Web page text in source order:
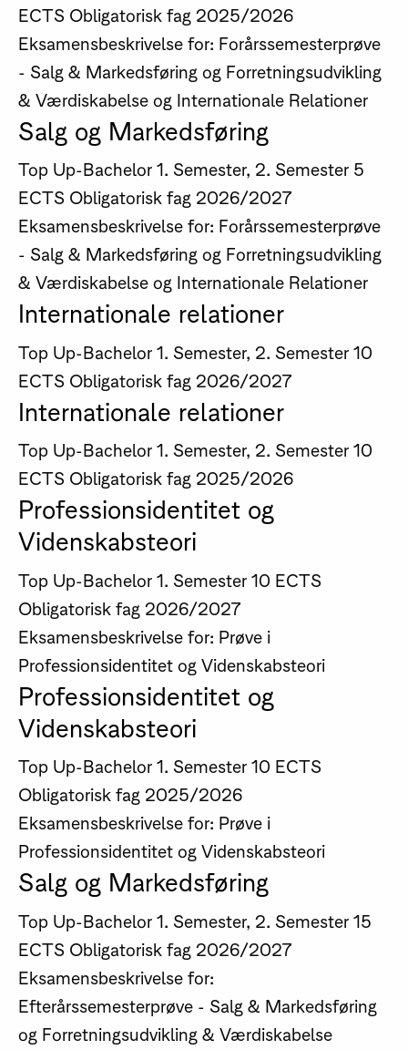
ECTS Obligatorisk fag 2025/2026
Eksamensbeskrivelse for: Forårssemesterprøve
- Salg & Markedsføring og Forretningsudvikling
& Værdiskabelse og Internationale Relationer
Salg og Markedsføring
Top Up-Bachelor 1. Semester, 2. Semester 5
ECTS Obligatorisk fag 2026/2027
Eksamensbeskrivelse for: Forårssemesterprøve
- Salg & Markedsføring og Forretningsudvikling
& Værdiskabelse og Internationale Relationer
Internationale relationer
Top Up-Bachelor 1. Semester, 2. Semester 10
ECTS Obligatorisk fag 2026/2027
Internationale relationer
Top Up-Bachelor 1. Semester, 2. Semester 10
ECTS Obligatorisk fag 2025/2026
Professionsidentitet og
Videnskabsteori
Top Up-Bachelor 1. Semester 10 ECTS
Obligatorisk fag 2026/2027
Eksamensbeskrivelse for: Prøve i
Professionsidentitet og Videnskabsteori
Professionsidentitet og
Videnskabsteori
Top Up-Bachelor 1. Semester 10 ECTS
Obligatorisk fag 2025/2026
Eksamensbeskrivelse for: Prøve i
Professionsidentitet og Videnskabsteori
Salg og Markedsføring
Top Up-Bachelor 1. Semester, 2. Semester 15
ECTS Obligatorisk fag 2026/2027
Eksamensbeskrivelse for:
Efterårssemesterprøve - Salg & Markedsføring
og Forretningsudvikling & Værdiskabelse